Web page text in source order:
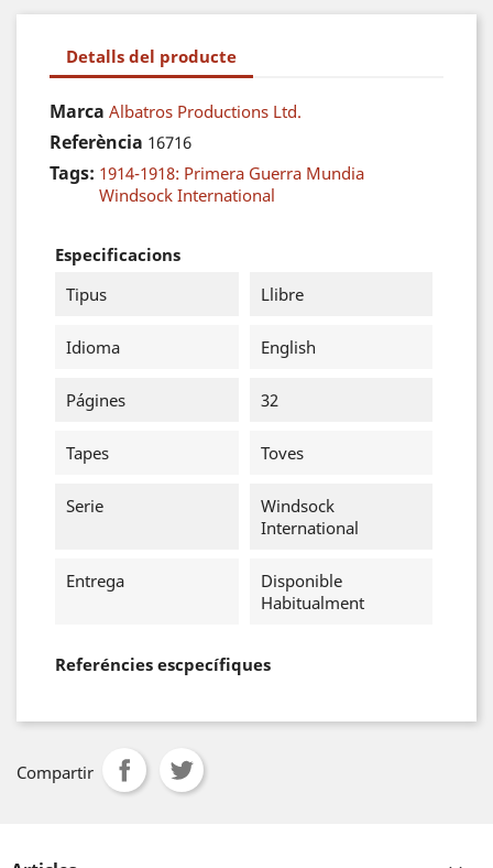
Detalls del producte
Marca Albatros Productions Ltd.
Referència 16716
Tags: 1914-1918: Primera Guerra Mundia
Windsock International
Especificacions
Tipus
Llibre
Idioma English
Págines 32
Tapes Toves
Serie
Windsock
International
Entrega
Disponible
Habitualment
Referéncies escpecífiques
Compartir